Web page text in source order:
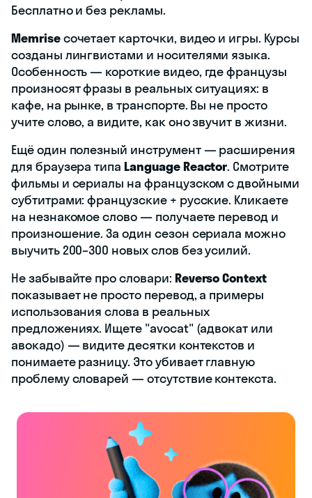
Бесплатно и без рекламы.
Memriseсочетает карточки, видео и игры. Курсы
созданы лингвистами и носителями языка.
Особенность — короткие видео, где французы
произносят фразы в реальных ситуациях: в
кафе, на рынке, в транспорте. Вы не просто
учите слово, а видите, как оно звучит в жизни.
Ещё один полезный инструмент — расширения
для браузера типаLanguage Reactor. Смотрите
фильмы и сериалы на французском с двойными
субтитрами: французские + русские. Кликаете
на незнакомое слово — получаете перевод и
произношение. За один сезон сериала можно
выучить 200–300 новых слов без усилий.
Не забывайте про словари: Reverso Context
показывает не просто перевод, а примеры
использования слова в реальных
предложениях. Ищете "avocat" (адвокат или
авокадо) — видите десятки контекстов и
понимаете разницу. Это убивает главную
проблему словарей — отсутствие контекста.